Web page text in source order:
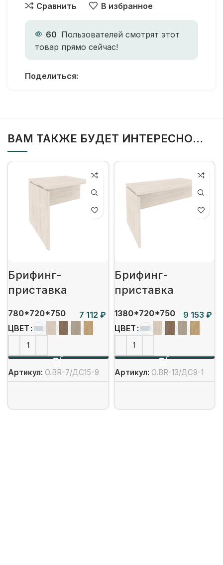
Сравнить В избранное
60 Пользователей смотрят этот
товар прямо сейчас!
Поделиться:
ВАМ ТАКЖЕ БУДЕТ ИНТЕРЕСНО…
Брифинг-
приставка
780*720*750
₽
ЦВЕТ
Артикул: O.BR-7/ДС15-9
Брифинг-
приставка
1380*720*750
₽
ЦВЕТ
Артикул: O.BR-13/ДС9-1